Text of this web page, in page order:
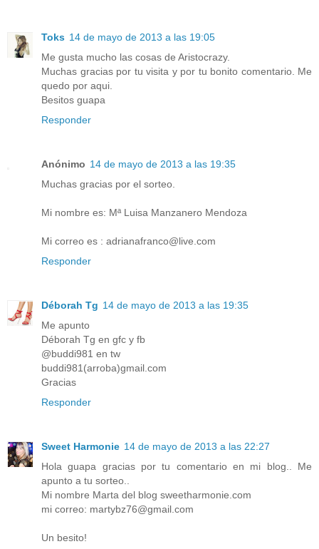
Toks 14 de mayo de 2013 a las 19:05
Me gusta mucho las cosas de Aristocrazy.
Muchas gracias por tu visita y por tu bonito comentario. Me
quedo por aqui.
Besitos guapa
Responder
Anónimo 14 de mayo de 2013 a las 19:35
Muchas gracias por el sorteo.
Mi nombre es: Mª Luisa Manzanero Mendoza
Mi correo es : adrianafranco@live.com
Responder
Déborah Tg 14 de mayo de 2013 a las 19:35
Me apunto
Déborah Tg en gfc y fb
@buddi981 en tw
buddi981(arroba)gmail.com
Gracias
Responder
Sweet Harmonie 14 de mayo de 2013 a las 22:27
Hola guapa gracias por tu comentario en mi blog.. Me
apunto a tu sorteo..
Mi nombre Marta del blog sweetharmonie.com
mi correo: martybz76@gmail.com
Un besito!